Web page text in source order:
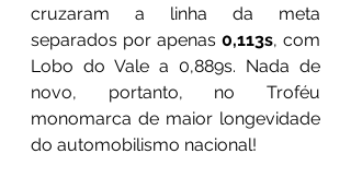
cruzaram a linha da meta
separados por apenas 0,113s, com
Lobo do Vale a 0,889s. Nada de
novo, portanto, no Troféu
monomarca de maior longevidade
do automobilismo nacional!